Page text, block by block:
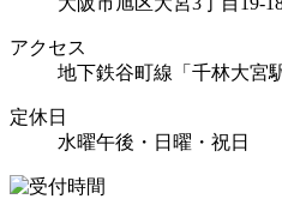
アクセス
地下鉄谷町線「千林大宮
定休日
水曜午後・日曜・祝日